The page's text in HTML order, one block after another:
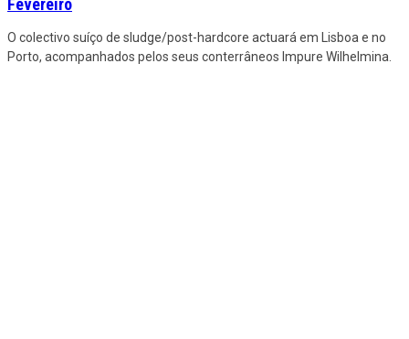
Fevereiro
O colectivo suíço de sludge/post-hardcore actuará em Lisboa e no
Porto, acompanhados pelos seus conterrâneos Impure Wilhelmina.